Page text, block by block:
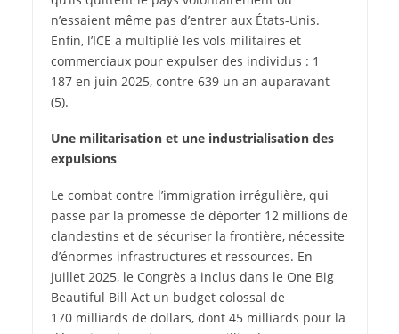
n’essaient même pas d’entrer aux États-Unis.
Enfin, l’ICE a multiplié les vols militaires et
commerciaux pour expulser des individus : 1
187 en juin 2025, contre 639 un an auparavant
(5).
Une militarisation et une industrialisation des
expulsions
Le combat contre l’immigration irrégulière, qui
passe par la promesse de déporter 12 millions de
clandestins et de sécuriser la frontière, nécessite
d’énormes infrastructures et ressources. En
juillet 2025, le Congrès a inclus dans le One Big
Beautiful Bill Act un budget colossal de
170 milliards de dollars, dont 45 milliards pour la